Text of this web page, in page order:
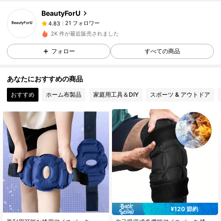
BeautyForU
4.83
21 フォロワー
a***1
1日前 にフォローしました
4.83
21 フォロワー
4.83 21 フォロワー
4.83 21 フォロワー
2K 件が最近販売されました
フォロー すべての商品
あなたにおすすめの商品
おすすめ ホーム布製品 家庭用工具＆DIY スポーツ & アウトドア
¥120 節約